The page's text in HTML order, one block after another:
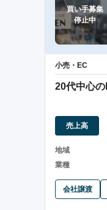
買い手募集
停止中
小売・EC
20代中心
売上高
地域
業種
会社譲渡